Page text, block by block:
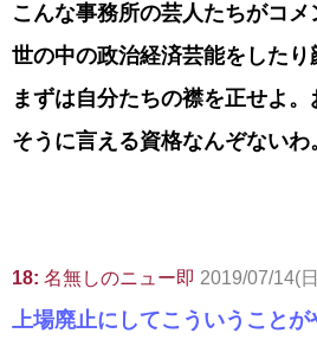
こんな事務所の芸人たちがコ
世の中の政治経済芸能をしたり
まずは自分たちの襟を正せよ
そうに言える資格なんぞないわ
18: 名無しのニュー即 2019/07/14(
上場廃止にしてこういうこと